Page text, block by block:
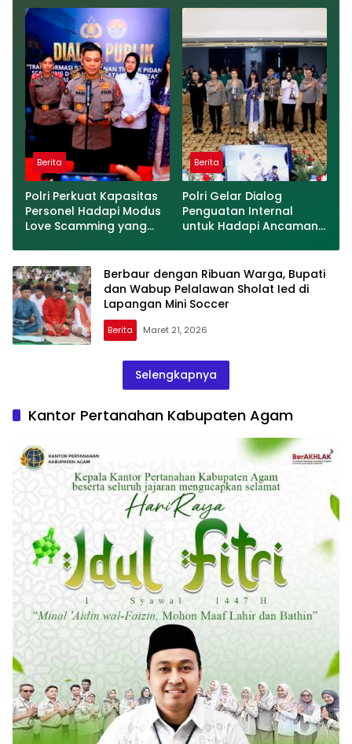
Pencegahan Korupsi
Ekonomi Daerah
Berita
Polri Perkuat Kapasitas
Personel Hadapi Modus
Love Scamming yang
Berita
Polri Gelar Dialog
Penguatan Internal
untuk Hadapi Ancaman
Berbaur dengan Ribuan Warga, Bupati
dan Wabup Pelalawan Sholat Ied di
Lapangan Mini Soccer
Berita Maret 21, 2026
Selengkapnya
Kantor Pertanahan Kabupaten Agam